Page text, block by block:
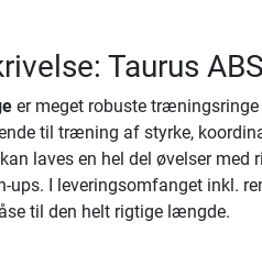
Taurus
er meget robuste træningsringe
til træning af styrke,
laves en hel del øvelser med
ups. I leveringsomfanget inkl.
til den helt rigtige længde.